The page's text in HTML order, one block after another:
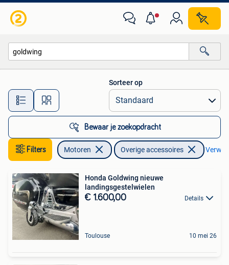
Alle afstanden…
Sorteer op
Bewaar je zoekopdracht
Filters Motoren Overige accessoires
Honda Goldwing nieuwe
landingsgestelwielen
€ 1.600,00 Details
Toulouse 10 mei 26